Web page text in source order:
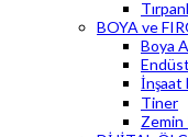
BOYA ve
Boya
İnşaat
Tiner
Zemin